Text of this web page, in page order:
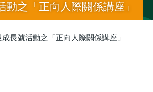
動之「正向人際關係講座」
長號活動之「正向人際關係講座」